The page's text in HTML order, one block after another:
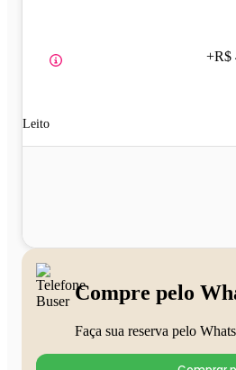
Leito
+R$
Compre pelo
Faça sua reserva pelo